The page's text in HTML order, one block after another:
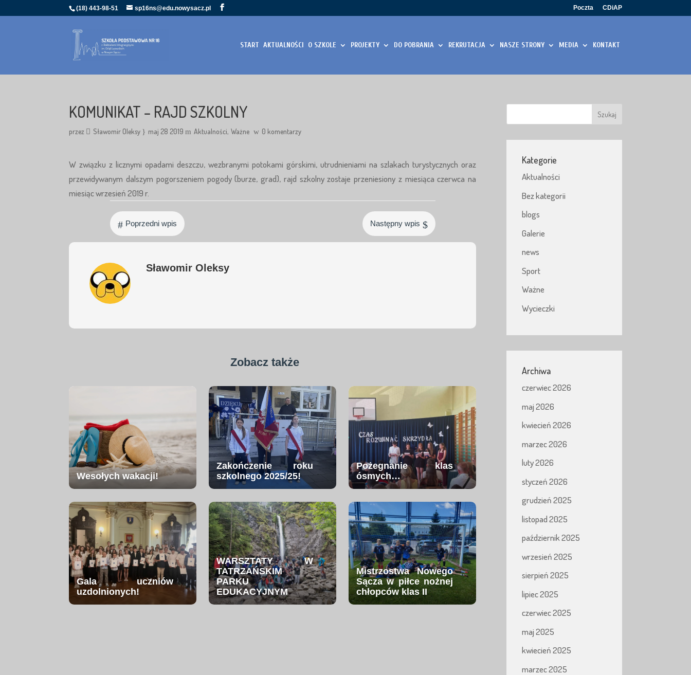
(18) 443-98-51 sp16ns@edu.nowysacz.pl Poczta CDiAP
START AKTUALNOŚCI O SZKOLE PROJEKTY DO POBRANIA REKRUTACJA NASZE STRONY MEDIA KONTAKT
KOMUNIKAT – RAJD SZKOLNY
przez Sławomir Oleksy maj 28 2019 Aktualności Ważne 0 komentarzy
W związku z licznymi opadami deszczu, wezbranymi potokami górskimi, utrudnieniami na szlakach turystycznych oraz
przewidywanym dalszym pogorszeniem pogody (burze, grad), rajd szkolny zostaje przeniesiony z miesiąca czerwca na
miesiąc wrzesień 2019 r.
# Poprzedni wpis Następny wpis $
Sławomir Oleksy
Zobacz także
Wesołych wakacji!
Zakończenie roku
szkolnego 2025/25!
Pożegnanie klas
ósmych…
Gala uczniów
uzdolnionych!
WARSZTATY W
TATRZAŃSKIM
PARKU
EDUKACYJNYM
Mistrzostwa Nowego
Sącza w piłce nożnej
chłopców klas II
Kategorie
Aktualności
Bez kategorii
blogs
Galerie
news
Sport
Ważne
Wycieczki
Archiwa
czerwiec 2026
maj 2026
kwiecień 2026
marzec 2026
luty 2026
styczeń 2026
grudzień 2025
listopad 2025
październik 2025
wrzesień 2025
sierpień 2025
lipiec 2025
czerwiec 2025
maj 2025
kwiecień 2025
marzec 2025